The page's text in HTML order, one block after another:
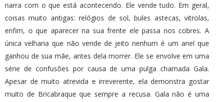
narra com o que está acontecendo. Ele vende tudo. Em geral,
coisas muito antigas: relógios de sol, bules astecas, vitrolas,
enfim, o que aparecer na sua frente ele passa nos cobres. A
única velharia que não vende de jeito nenhum é um anel que
ganhou de sua mãe, antes dela morrer. Ele se envolve em uma
série de confusões por causa de uma pulga chamada Gala.
Apesar de muito atrevida e irreverente, ela demonstra gostar
muito de Bricabraque que sempre a recusa. Gala não é uma